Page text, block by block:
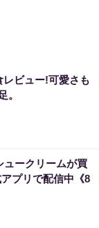
レビュー!可愛さも
。
ュークリームが買
プリで配信中《8